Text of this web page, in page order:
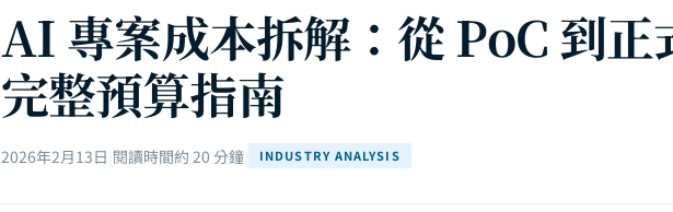
AI 專案成本拆解：從 PoC 到正
完整預算指南
2026年2月13日 閱讀時間約 20 分鐘 INDUSTRY ANALYSIS